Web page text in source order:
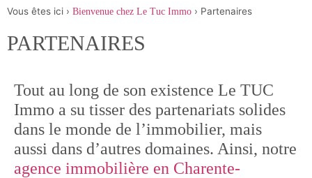
Vous êtes ici › Bienvenue chez Le Tuc Immo › Partenaires
PARTENAIRES
Tout au long de son existence Le TUC
Immo a su tisser des partenariats solides
dans le monde de l’immobilier, mais
aussi dans d’autres domaines. Ainsi, notre
agence immobilière en Charente-